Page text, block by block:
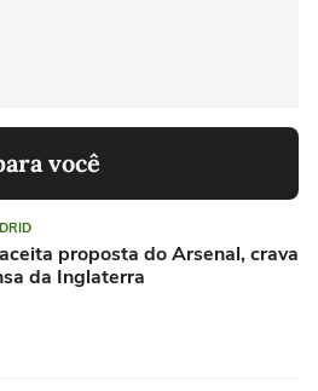
você
proposta do Arsenal, crava
da Inglaterra